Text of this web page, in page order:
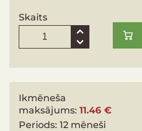
Skaits
Ikmēneša
maksājums:11.46 €
Periods:12 mēneši